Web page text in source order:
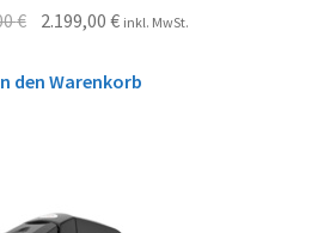
€ 2.199,00€ inkl. MwSt.
den Warenkorb